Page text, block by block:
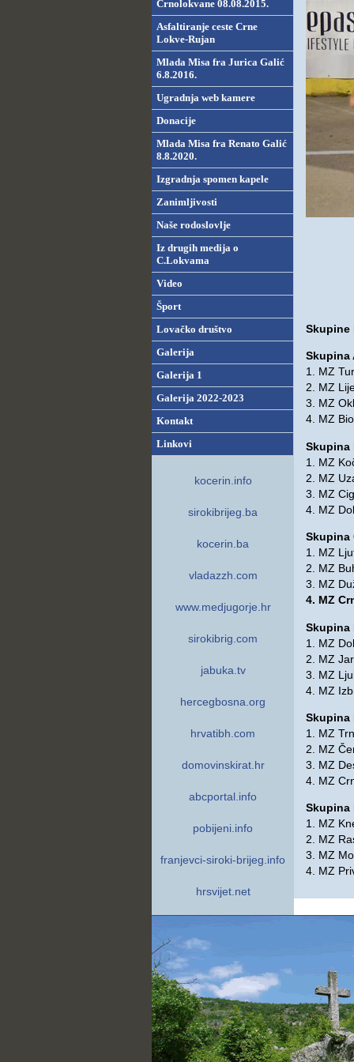
Crnolokvane 08.08.2015.
Asfaltiranje ceste Crne
Lokve-Rujan
Mlada Misa fra Jurica Galić
6.8.2016.
Ugradnja web kamere
Donacije
Mlada Misa fra Renato Galić
8.8.2020.
Izgradnja spomen kapele
Zanimljivosti
Naše rodoslovlje
Iz drugih medija o
C.Lokvama
Video
Šport
Lovačko društvo
Galerija
Galerija 1
Galerija 2022-2023
Kontakt
Linkovi
kocerin.info
sirokibrijeg.ba
kocerin.ba
vladazzh.com
www.medjugorje.hr
sirokibrig.com
jabuka.tv
hercegbosna.org
hrvatibh.com
domovinskirat.hr
abcportal.info
pobijeni.info
franjevci-siroki-brijeg.info
hrsvijet.net
Skupine
Skupina
1. MZ
2. MZ
3. MZ
4. MZ
Skupina
1. MZ
2. MZ
3. MZ
4. MZ
Skupina
1. MZ
2. MZ
3. MZ
4. MZ
Skupina
1. MZ
2. MZ
3. MZ
4. MZ
Skupina
1. MZ Trn
2. MZ
3. MZ
4. MZ
Skupina
1. MZ
2. MZ
3. MZ
4. MZ